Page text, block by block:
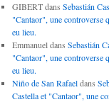
GIBERTdans Sebastián
"Cantaor", une controverse
eu lieu.
Emmanueldans Sebastián
"Cantaor", une controverse
eu lieu.
Niño de San Rafaeldans
Castella et "Cantaor", une